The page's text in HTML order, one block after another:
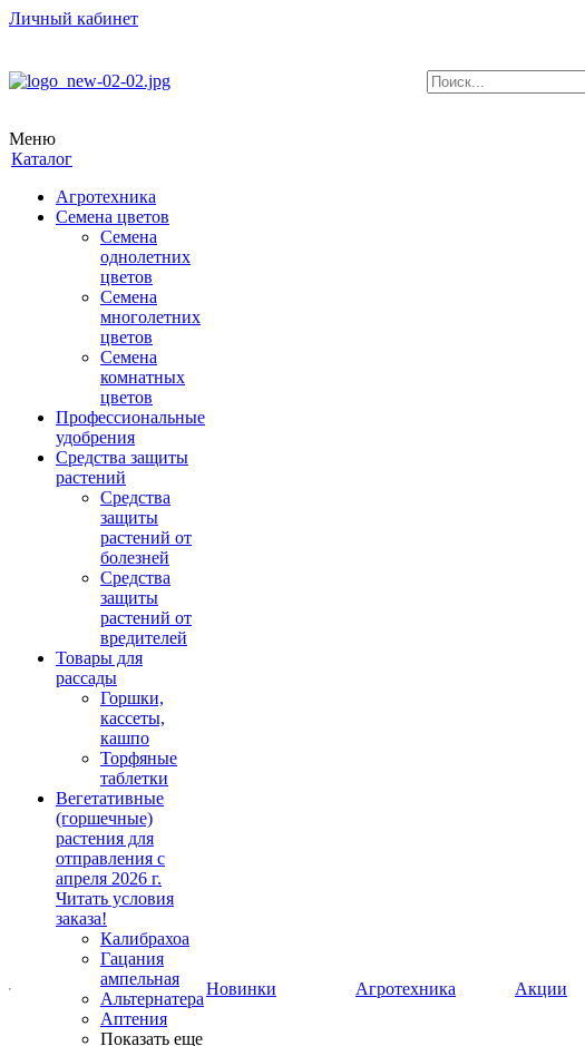
Личный кабинет
Меню
Каталог
Агротехника
Семена цветов
Семена
однолетних
цветов
Семена
многолетних
цветов
Семена
комнатных
цветов
Профессиональные
удобрения
Средства защиты
растений
Средства
защиты
растений от
болезней
Средства
защиты
растений от
вредителей
Товары для
рассады
Горшки,
кассеты,
кашпо
Торфяные
таблетки
Вегетативные
(горшечные)
растения для
отправления с
апреля 2026 г.
Читать условия
заказа!
Калибрахоа
Гацания
ампельная
Альтернатера
Аптения
Показать еще
Новинки Агротехника Акции